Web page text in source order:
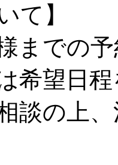
て】
までの
希望日
談の上